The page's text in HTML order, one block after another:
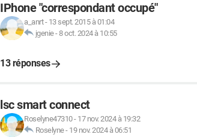
IPhone "correspondant occupé"
a_anrt- 13 sept. 2015 à 01:04
jgenie-8 oct. 2024 à 10:55
13 réponses
lsc smart connect
Roselyne47310- 17 nov. 2024 à 19:32
Roselyne- 19 nov. 2024 à 06:51